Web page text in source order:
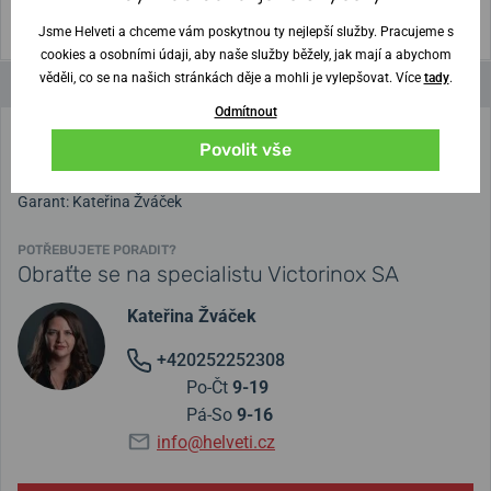
mm) + 0.88 (111 mm) + 0.95 (130 mm) + 1.36 (91 mm)
Parametry a funkce
správnost údajů ručíme. Našli jste chybu?
Garant: Kateřina Žváček
POTŘEBUJETE PORADIT?
Obraťte se na specialistu Victorinox SA
Kateřina Žváček
+420252252308
Po-Čt 9-19
Pá-So 9-16
info@helveti.cz
Jsme Helveti a chceme vám poskytnou ty nejlepší služby. Pracujeme s
cookies a osobními údaji, aby naše služby běžely, jak mají a abychom
věděli, co se na našich stránkách děje a mohli je vylepšovat. Více tady.
Odmítnout
Povolit vše